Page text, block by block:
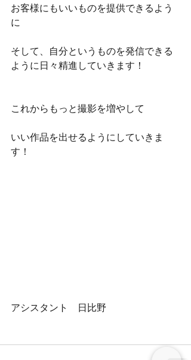
お客様にもいいものを提供できるよう
に
そして、自分というものを発信できる
ように日々精進していきます！
これからもっと撮影を増やして
いい作品を出せるようにしていきま
す！
アシスタント　日比野